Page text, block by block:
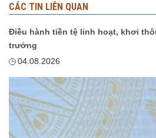
CÁC TIN LIÊN QUAN
Điều hành tiền tệ linh hoạt, khơi
trưởng
04.08.2026